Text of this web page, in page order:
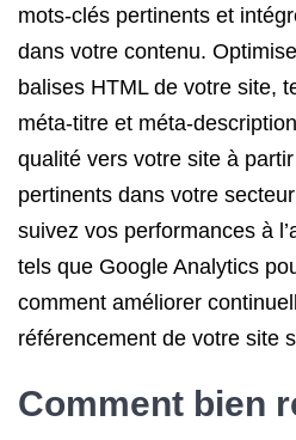
mots-clés pertinents et
dans votre contenu.
balises HTML de votre site,
méta-titre et méta-
qualité vers votre site à partir
pertinents dans votre
suivez vos performances à
tels que Google Analytics
comment améliorer
référencement de votre site
Comment bien